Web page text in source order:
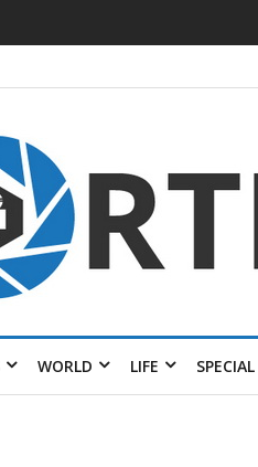
าชญากร’
WORLD LIFE SPECIAL